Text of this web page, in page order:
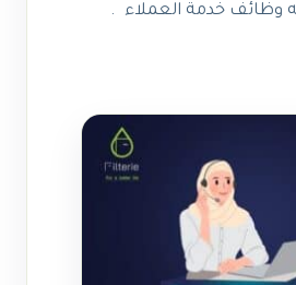
وظائف خدمة العملاء .